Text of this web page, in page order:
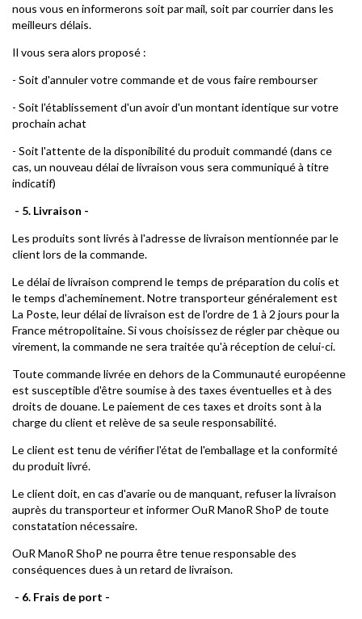
nous vous en informerons soit par mail, soit par courrier dans les
meilleurs délais.
Il vous sera alors proposé :
- Soit d'annuler votre commande et de vous faire rembourser
- Soit l'établissement d'un avoir d'un montant identique sur votre
prochain achat
- Soit l'attente de la disponibilité du produit commandé (dans ce
cas, un nouveau délai de livraison vous sera communiqué à titre
indicatif)
- 5. Livraison -
Les produits sont livrés à l'adresse de livraison mentionnée par le
client lors de la commande.
Le délai de livraison comprend le temps de préparation du colis et
le temps d'acheminement. Notre transporteur généralement est
La Poste, leur délai de livraison est de l'ordre de 1 à 2 jours pour la
France métropolitaine. Si vous choisissez de régler par chèque ou
virement, la commande ne sera traitée qu'à réception de celui-ci.
Toute commande livrée en dehors de la Communauté européenne
est susceptible d'être soumise à des taxes éventuelles et à des
droits de douane. Le paiement de ces taxes et droits sont à la
charge du client et relève de sa seule responsabilité.
Le client est tenu de vérifier l'état de l'emballage et la conformité
du produit livré.
Le client doit, en cas d'avarie ou de manquant, refuser la livraison
auprès du transporteur et informer OuR ManoR ShoP de toute
constatation nécessaire.
OuR ManoR ShoP ne pourra être tenue responsable des
conséquences dues à un retard de livraison.
- 6. Frais de port -